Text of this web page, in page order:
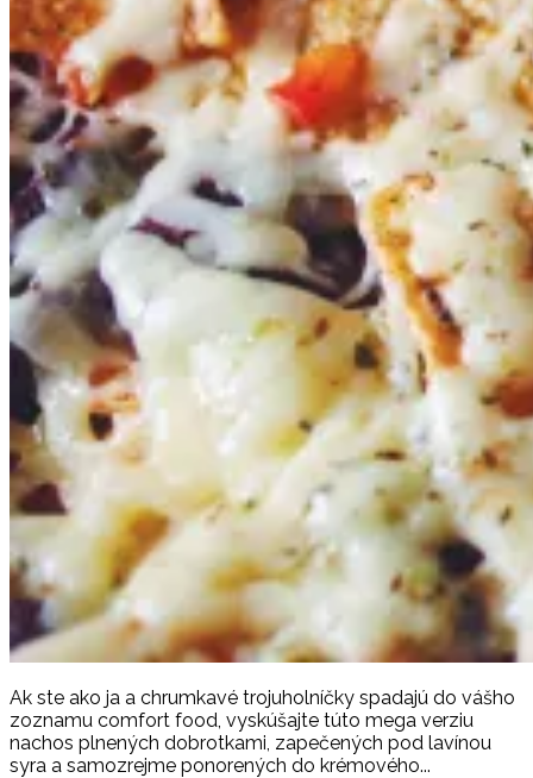
Ak ste ako ja a chrumkavé trojuholníčky spadajú do vášho
zoznamu comfort food, vyskúšajte túto mega verziu
nachos plnených dobrotkami, zapečených pod lavínou
syra a samozrejme ponorených do krémového...